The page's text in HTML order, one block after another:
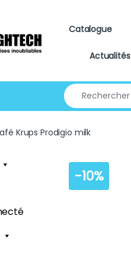
Catalogue
Actualités
Search for:
Krups Prodigio milk
-10%